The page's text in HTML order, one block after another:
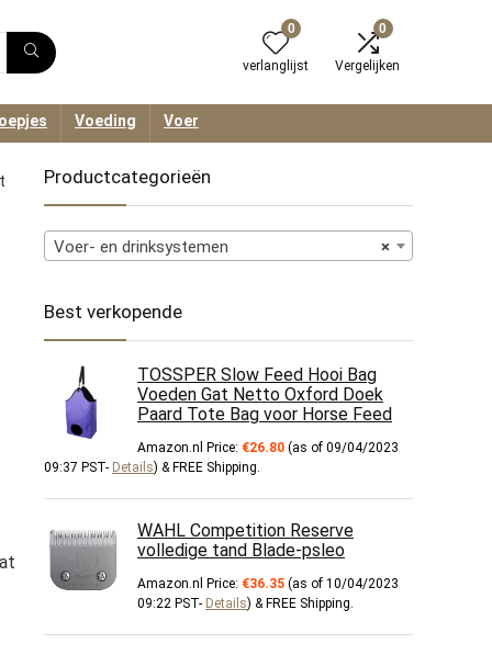
0
verlanglijst
0
Vergelijken
Voeding Voer
Productcategorieën
×
Voer- en drinksystemen
Best verkopende
TOSSPER Slow Feed Hooi Bag
Voeden Gat Netto Oxford Doek
Paard Tote Bag voor Horse Feed
Amazon.nl Price: €26.80 (as of 09/04/2023
09:37 PST- Details) & FREE Shipping.
WAHL Competition Reserve
volledige tand Blade-psleo
Amazon.nl Price: €36.35 (as of 10/04/2023
09:22 PST- Details) & FREE Shipping.